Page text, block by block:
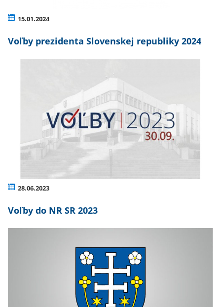
15.01.2024
Voľby prezidenta Slovenskej republiky 2024
28.06.2023
Voľby do NR SR 2023